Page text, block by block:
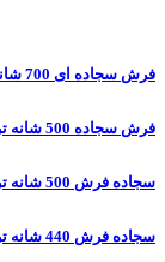
فرش سجاده ای 700 شانه تراکم 2550
فرش سجاده 500 شانه تراکم 1200
سجاده فرش 500 شانه تراکم 1000
سجاده فرش 440 شانه تراکم 880